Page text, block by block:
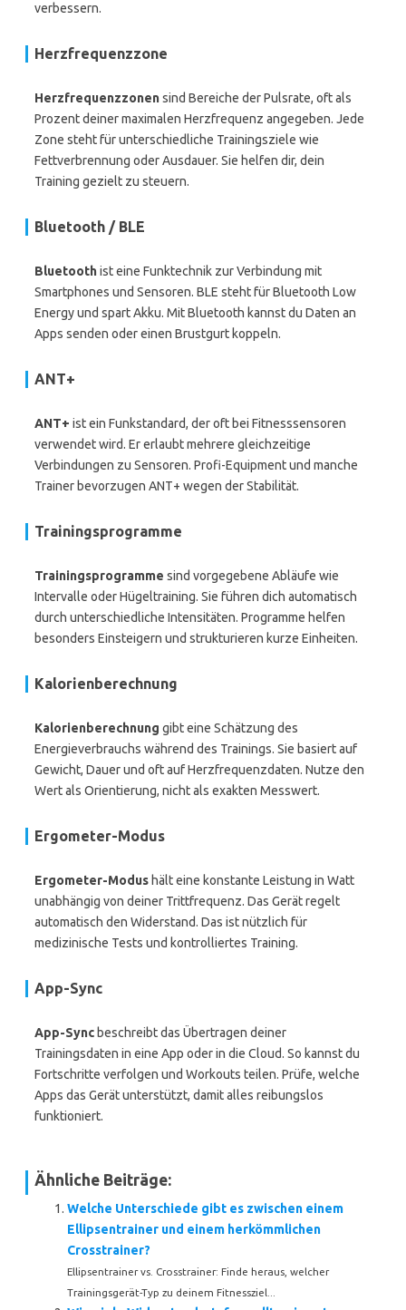
verbessern.
Herzfrequenzzone
Herzfrequenzzonensind Bereiche der Pulsrate, oft als
Prozent deiner maximalen Herzfrequenz angegeben. Jede
Zone steht für unterschiedliche Trainingsziele wie
Fettverbrennung oder Ausdauer. Sie helfen dir, dein
Training gezielt zu steuern.
Bluetooth / BLE
Bluetoothist eine Funktechnik zur Verbindung mit
Smartphones und Sensoren. BLE steht für Bluetooth Low
Energy und spart Akku. Mit Bluetooth kannst du Daten an
Apps senden oder einen Brustgurt koppeln.
ANT+
ANT+ ist ein Funkstandard, der oft bei Fitnesssensoren
verwendet wird. Er erlaubt mehrere gleichzeitige
Verbindungen zu Sensoren. Profi-Equipment und manche
Trainer bevorzugen ANT+ wegen der Stabilität.
Trainingsprogramme
Trainingsprogramme sind vorgegebene Abläufe wie
Intervalle oder Hügeltraining. Sie führen dich automatisch
durch unterschiedliche Intensitäten. Programme helfen
besonders Einsteigern und strukturieren kurze Einheiten.
Kalorienberechnung
Kalorienberechnung gibt eine Schätzung des
Energieverbrauchs während des Trainings. Sie basiert auf
Gewicht, Dauer und oft auf Herzfrequenzdaten. Nutze den
Wert als Orientierung, nicht als exakten Messwert.
Ergometer-Modus
Ergometer-Modus hält eine konstante Leistung in Watt
unabhängig von deiner Trittfrequenz. Das Gerät regelt
automatisch den Widerstand. Das ist nützlich für
medizinische Tests und kontrolliertes Training.
App-Sync
App-Sync beschreibt das Übertragen deiner
Trainingsdaten in eine App oder in die Cloud. So kannst du
Fortschritte verfolgen und Workouts teilen. Prüfe, welche
Apps das Gerät unterstützt, damit alles reibungslos
funktioniert.
Ähnliche Beiträge:
Welche Unterschiede gibt es zwischen einem
Ellipsentrainer und einem herkömmlichen
Crosstrainer?
Ellipsentrainer vs. Crosstrainer: Finde heraus, welcher
Trainingsgerät-Typ zu deinem Fitnessziel...